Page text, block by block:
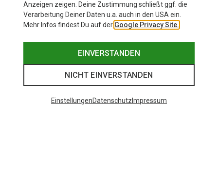
Anzeigen zeigen. Deine Zustimmung schließt ggf. die
Verarbeitung Deiner Daten u.a. auch in den USA ein.
Mehr Infos findest Du auf der Google Privacy Site.
EINVERSTANDEN
NICHT EINVERSTANDEN
EinstellungenDatenschutz Impressum